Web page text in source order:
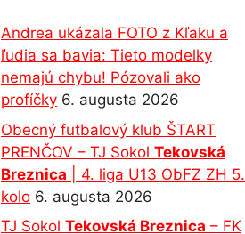
Andrea ukázala FOTO z Kľaku a
ľudia sa bavia: Tieto modelky
nemajú chybu! Pózovali ako
profíčky 6. augusta 2026
Obecný futbalový klub ŠTART
PRENČOV – TJ Sokol Tekovská
Breznica | 4. liga U13 ObFZ ZH 5.
kolo 6. augusta 2026
TJ Sokol Tekovská Breznica – FK